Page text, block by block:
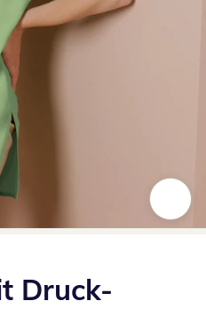
Druck-